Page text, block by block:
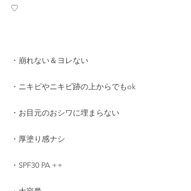
♡
・崩れない＆ヨレない
・ニキビやニキビ跡の上からでもok
・お目元のおシワに埋まらない
・厚塗り感ナシ
・SPF30 PA ++